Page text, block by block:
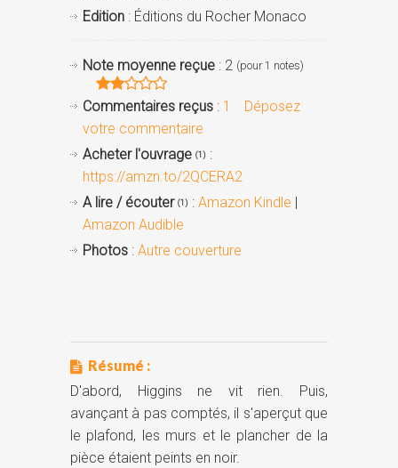
Edition : Éditions du Rocher Monaco
Note moyenne reçue : 2 (pour 1 notes)
Commentaires reçus : 1
Déposez
votre commentaire
Acheter l'ouvrage (1) :
https://amzn.to/2QCERA2
A lire / écouter (1) : Amazon Kindle |
Amazon Audible
Photos : Autre couverture
Résumé :
D'abord, Higgins ne vit rien. Puis,
avançant à pas comptés, il s'aperçut que
le plafond, les murs et le plancher de la
pièce étaient peints en noir.